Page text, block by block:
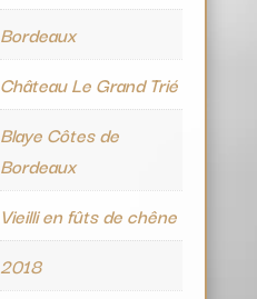
Bordeaux
Château Le Grand Trié
Blaye Côtes de
Bordeaux
Vieilli en fûts de chêne
2018